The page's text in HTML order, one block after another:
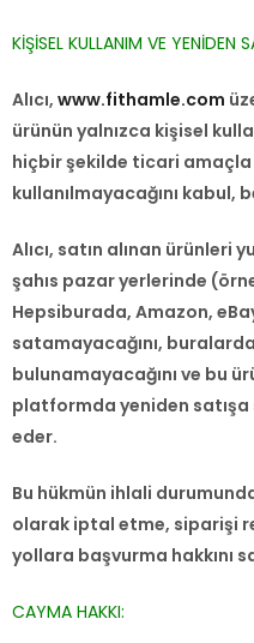
KİŞİSEL KULLANIM VE YENİDEN
Alıcı, www.fithamle.com
ürünün yalnızca kişisel
hiçbir şekilde ticari amaçla
kullanılmayacağını kabul,
Alıcı, satın alınan ürünleri
şahıs pazar yerlerinde
Hepsiburada, Amazon,
satamayacağını,
bulunamayacağını ve bu
platformda yeniden satışa
eder.
Bu hükmün ihlali
olarak iptal etme, siparişi
yollara başvurma hakkını
CAYMA HAKKI: